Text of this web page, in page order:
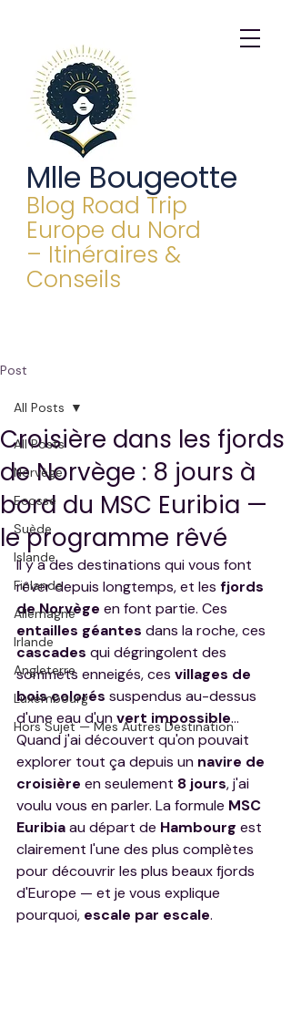
Mlle Bougeotte
Blog Road Trip
Europe du Nord
– Itinéraires &
Conseils
Post
All Posts
Norvège
Ecosse
Suède
Islande
Finlande
Allemagne
Irlande
Angleterre
Luxembourg
Hors Sujet — Mes Autres Destination
All Posts
Croisière dans les fjords
de Norvège : 8 jours à
bord du MSC Euribia —
le programme rêvé
Il y a des destinations qui vous font
rêver depuis longtemps, et les fjords
de Norvège en font partie. Ces
entailles géantes dans la roche, ces
cascades qui dégringolent des
sommets enneigés, ces villages de
bois colorés suspendus au-dessus
d'une eau d'un vert impossible…
Quand j'ai découvert qu'on pouvait
explorer tout ça depuis un navire de
croisière en seulement 8 jours, j'ai
voulu vous en parler. La formule MSC
Euribia au départ de Hambourg est
clairement l'une des plus complètes
pour découvrir les plus beaux fjords
d'Europe — et je vous explique
pourquoi, escale par escale.